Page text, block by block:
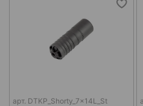
арт. DTKP_Shorty_7x14L_St